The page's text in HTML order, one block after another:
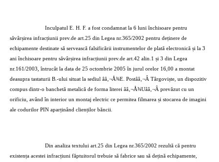
Inculpatul E. H. F. a fost condamnat la 6 luni închisoare pentru
săvârșirea infracțiunii prev.de art.25 din Legea nr.365/2002 pentru deținere de
echipamente destinate să servească falsificării instrumentelor de plată electronică și la 3
ani închisoare pentru săvârșirea infracțiunii prev.de art.42 alin.1 și 3 din Legea
nr.161/2003, întrucât la data de 25 octombrie 2005 în jurul orelor 16,00 a montat
deasupra tastaturii B.-ului situat la sediul ââ‚¬Å¾E. Postââ‚¬Â Târgoviște, un dispozitiv
compus dintr-o banchetă metalică de forma literei ââ‚¬Å¾Uââ‚¬Â prevăzut cu un
orificiu, având în interior un montaj electric ce permitea filmarea și stocarea de imagini
ale codurilor PIN aparținând clienților băncii.
Din analiza textului art.25 din Legea nr.365/2002 rezultă că pentru
existența acestei infracțiuni făptuitorul trebuie să fabrice sau să dețină echipamente,